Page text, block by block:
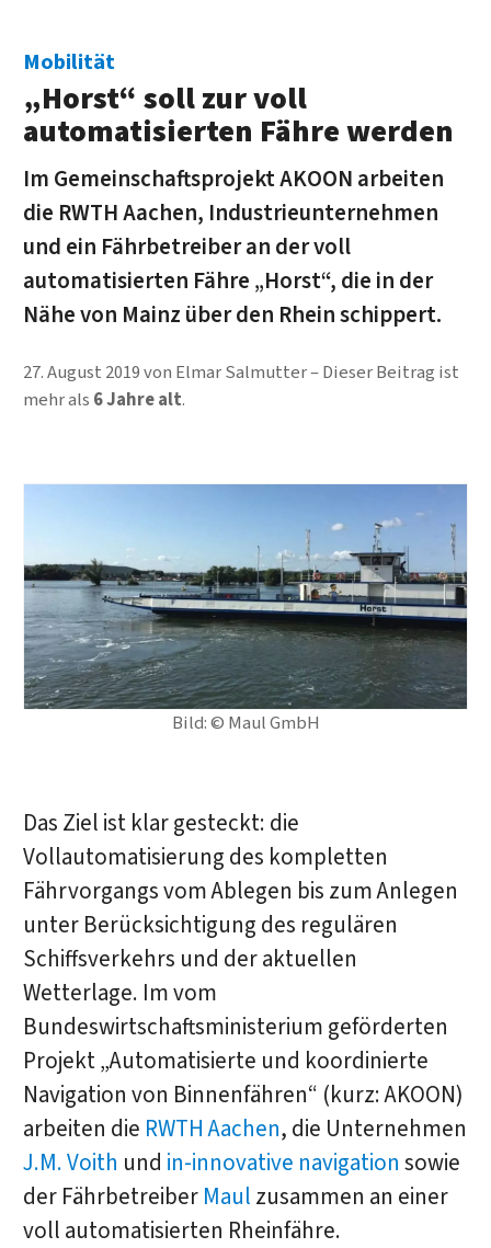
Bild: © Maul GmbH
Mobilität
„Horst“ soll zur voll
automatisierten Fähre werden
Im Gemeinschaftsprojekt AKOON arbeiten
die RWTH Aachen, Industrieunternehmen
und ein Fährbetreiber an der voll
automatisierten Fähre „Horst“, die in der
Nähe von Mainz über den Rhein schippert.
27. August 2019von Elmar Salmutter
Dieser Beitrag ist
mehr als 6 Jahre alt.
Das Ziel ist klar gesteckt: die
Vollautomatisierung des kompletten
Fährvorgangs vom Ablegen bis zum Anlegen
unter Berücksichtigung des regulären
Schiffsverkehrs und der aktuellen
Wetterlage. Im vom
Bundeswirtschaftsministerium geförderten
Projekt „Automatisierte und koordinierte
Navigation von Binnenfähren“ (kurz: AKOON)
arbeiten die RWTH Aachen, die Unternehmen
J.M. Voith und in-innovative navigation sowie
der Fährbetreiber Maul zusammen an einer
voll automatisierten Rheinfähre.